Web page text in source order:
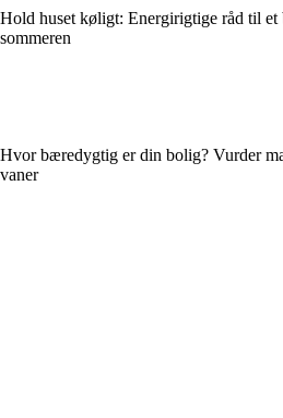
Hold huset køligt: Energirigtige råd til et
sommeren
Hvor bæredygtig er din bolig? Vurder
vaner